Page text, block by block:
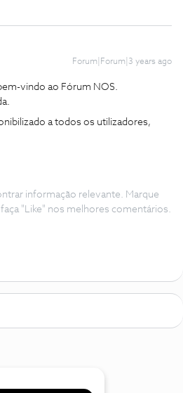
Forum|Forum|3 years ago
vindo ao Fórum NOS.
a todos os utilizadores,
informação relevante. Marque
"Like" nos melhores comentários.